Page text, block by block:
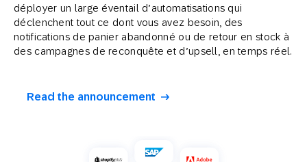
déployer un large éventail d’automatisations qui
déclenchent tout ce dont vous avez besoin, des
notifications de panier abandonné ou de retour en stock à
des campagnes de reconquête et d’upsell, en temps réel.
Read the announcement